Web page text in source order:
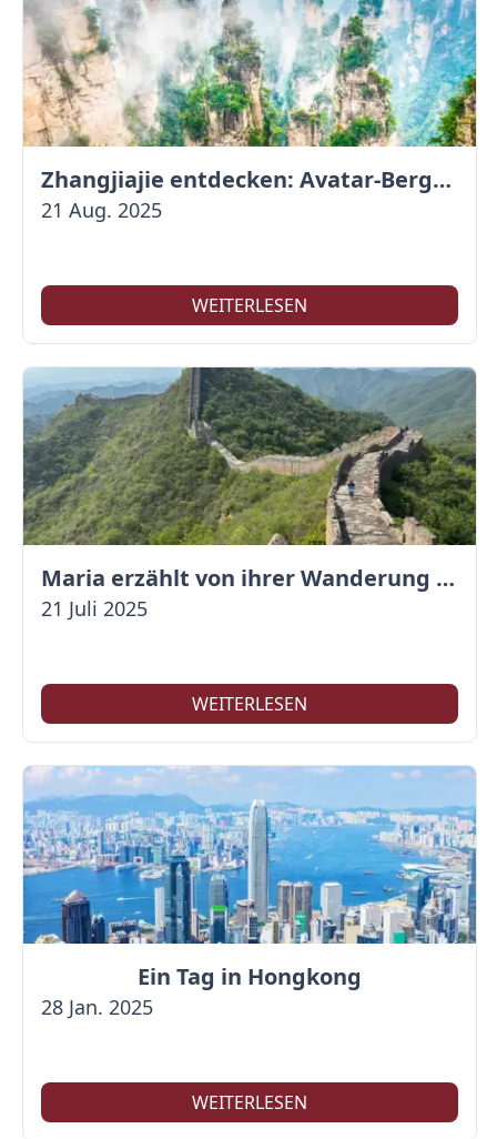
Zhangjiajie entdecken: Avatar-Berge & Altstadt von Fenghuang
21 Aug. 2025
WEITERLESEN
Maria erzählt von ihrer Wanderung auf der Großen Mauer
21 Juli 2025
WEITERLESEN
Ein Tag in Hongkong
28 Jan. 2025
WEITERLESEN